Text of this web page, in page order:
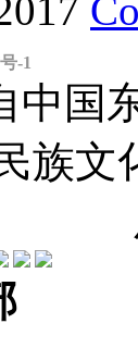
-1
中国
族文